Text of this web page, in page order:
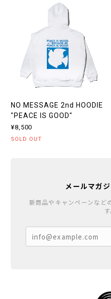
NO MESSAGE 2nd HOODIE
"PEACE IS GOOD"
¥8,500
SOLD OUT
メールマガ
新商品やキャンペーンなど
す